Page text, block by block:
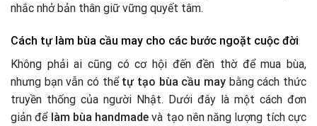
nhắc nhở bản thân giữ vững quyết tâm.
Cách tự làm bùa cầu may cho các bước ngoặt cuộc đời
Không phải ai cũng có cơ hội đến đền thờ để mua bùa,
nhưng bạn vẫn có thể tự tạo bùa cầu may bằng cách thức
truyền thống của người Nhật. Dưới đây là một cách đơn
giản để làm bùa handmade và tạo nên năng lượng tích cực